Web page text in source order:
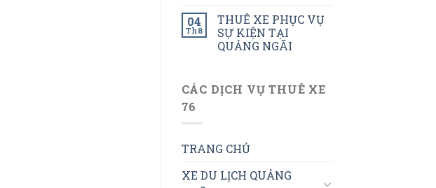
04
Th8
THUÊ XE PHỤC VỤ
SỰ KIỆN TẠI
QUẢNG NGÃI
CÁC DỊCH VỤ THUÊ XE
76
TRANG CHỦ
XE DU LỊCH QUẢNG